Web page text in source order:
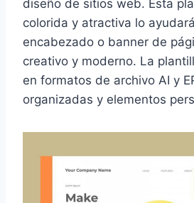
diseño de sitios web. Esta
colorida y atractiva lo
encabezado o banner de
creativo y moderno. La
en formatos de archivo AI y
organizadas y elementos